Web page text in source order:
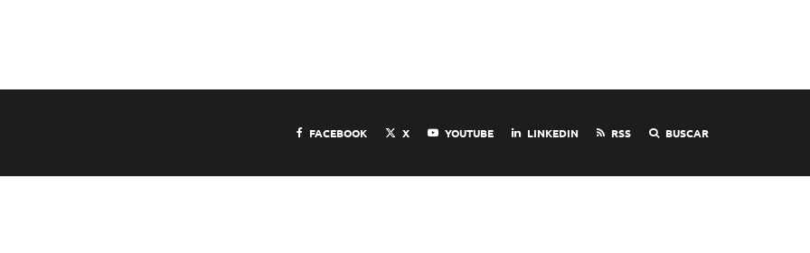
FACEBOOK X YOUTUBE LINKEDIN RSS BUSCAR